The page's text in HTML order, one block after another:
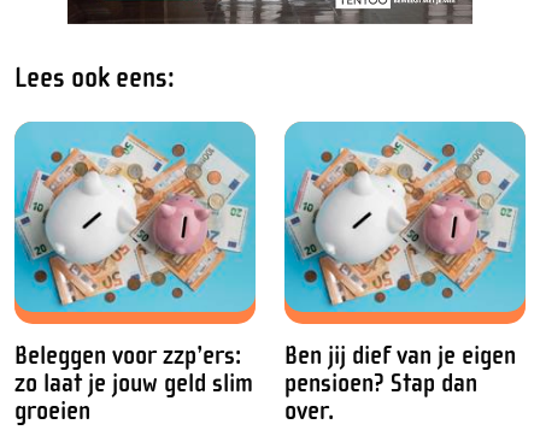
Lees ook eens:
Beleggen voor zzp’ers:
zo laat je jouw geld slim
groeien
Ben jij dief van je eigen
pensioen? Stap dan
over.